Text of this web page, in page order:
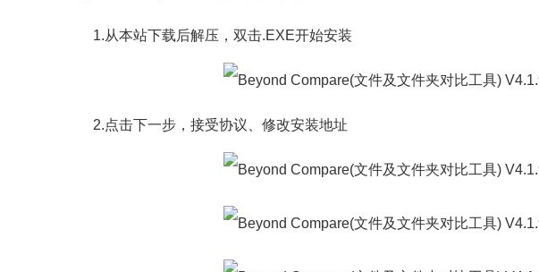
1.从本站下载后解压，双击.EXE开始安装
2.点击下一步，接受协议、修改安装地址